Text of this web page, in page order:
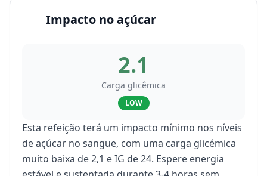
Impacto no açúcar
2.1
Carga glicêmica
LOW
Esta refeição terá um impacto mínimo nos níveis
de açúcar no sangue, com uma carga glicémica
muito baixa de 2,1 e IG de 24. Espere energia